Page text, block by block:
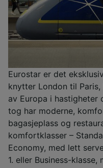
Eurostar er det
knytter London til
av Europa i
tog har moderne,
bagasjeplass og
komfortklasser –
Economy, med lett
1. eller Business-